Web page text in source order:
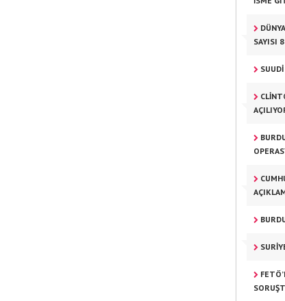
SAYISI